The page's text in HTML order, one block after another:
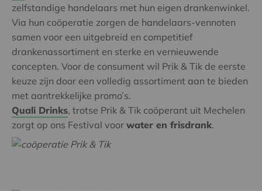
zelfstandige handelaars met hun eigen drankenwinkel.
Via hun coöperatie zorgen de handelaars-vennoten
samen voor een uitgebreid en competitief
drankenassortiment en sterke en vernieuwende
concepten. Voor de consument wil Prik & Tik de eerste
keuze zijn door een volledig assortiment aan te bieden
met aantrekkelijke promo’s.
Quali Drinks, trotse Prik & Tik coöperant uit Mechelen
zorgt op ons Festival voor water en frisdrank.